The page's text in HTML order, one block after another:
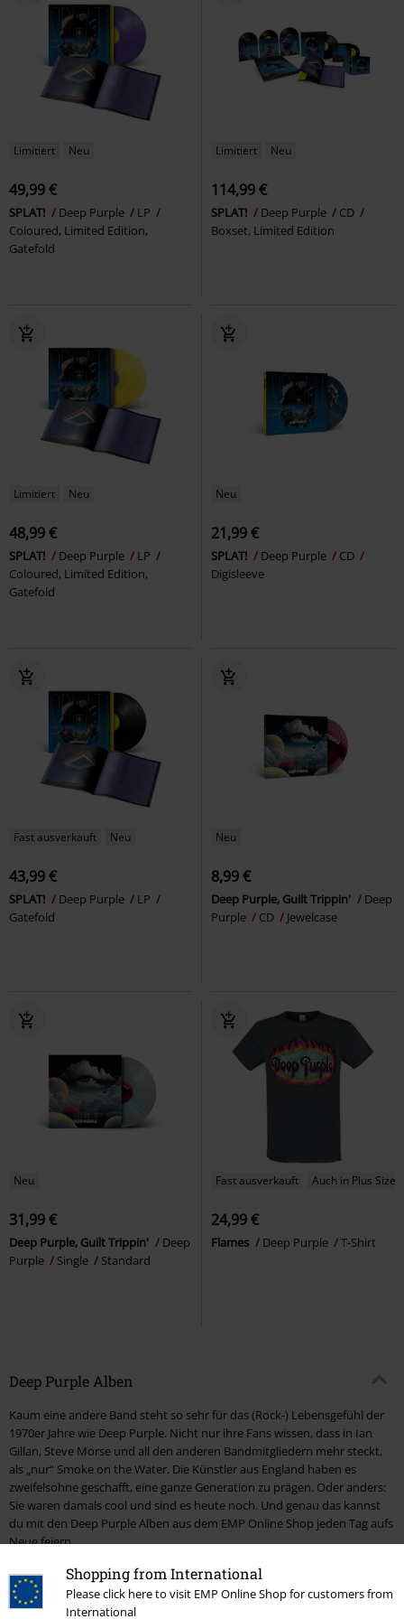
Shopping from International
Please click here to visit EMP Online Shop for customers from
International
Limitiert Neu
49,99 €
SPLAT! Deep Purple
LP
Coloured, Limited Edition,
Gatefold
Limitiert Neu
114,99 €
SPLAT! Deep Purple
CD
Boxset, Limited Edition
Limitiert Neu
48,99 €
SPLAT! Deep Purple
LP
Coloured, Limited Edition,
Gatefold
Neu
21,99 €
SPLAT! Deep Purple
CD
Digisleeve
Fast ausverkauft Neu
43,99 €
SPLAT! Deep Purple
LP
Gatefold
Neu
8,99 €
Deep Purple, Guilt Trippin'
Deep
Purple
CD Jewelcase
Neu
31,99 €
Deep Purple, Guilt Trippin'
Deep
Purple
Single Standard
Fast ausverkauft Auch in Plus Size
24,99 €
Flames Deep Purple T-Shirt
Deep Purple Alben
Kaum eine andere Band steht so sehr für das (Rock-) Lebensgefühl der
1970er Jahre wie Deep Purple. Nicht nur ihre Fans wissen, dass in Ian
Gillan, Steve Morse und all den anderen Bandmitgliedern mehr steckt,
als „nur“ Smoke on the Water. Die Künstler aus England haben es
zweifelsohne geschafft, eine ganze Generation zu prägen. Oder anders:
Sie waren damals cool und sind es heute noch. Und genau das kannst
du mit den Deep Purple Alben aus dem EMP Online Shop jeden Tag aufs
Neue feiern.
Egal, ob du mit Whoosh! in den Tag
starten oder den Feierabend mit
Turning to crime einläuten möchtest: